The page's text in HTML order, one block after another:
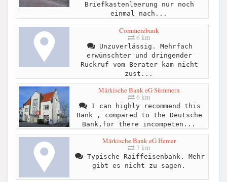
Briefkastenleerung nur noch
einmal nach...
Commerzbank
6 km
Unzuverlässig. Mehrfach
erwünschter und dringender
Rückruf vom Berater kam nicht
zust...
Märkische Bank eG Sümmern
6 km
I can highly recommend this
Bank , compared to the Deutsche
Bank,for there incompeten...
Märkische Bank eG Hemer
7 km
Typische Raiffeisenbank. Mehr
gibt es nicht zu sagen.